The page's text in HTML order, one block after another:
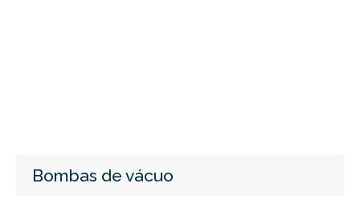
Bombas de vácuo